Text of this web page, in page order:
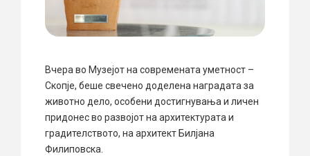
Вчера во Музејот на современата уметност –
Скопје, беше свечено доделена наградата за
животно дело, особени достигнувања и личен
придонес во развојот на архитектурата и
градителството, на архитект Билјана
Филиповска.